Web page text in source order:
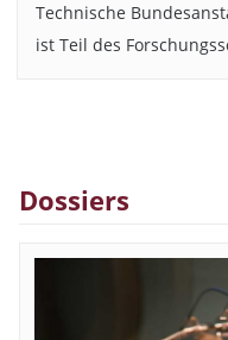
Technische
ist Teil des
Dossiers